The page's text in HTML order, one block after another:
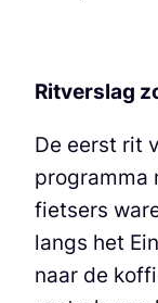
Ritverslag
De eerst rit
programma
fietsers
langs het
naar de